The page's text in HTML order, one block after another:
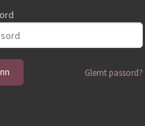
Glemt passord?